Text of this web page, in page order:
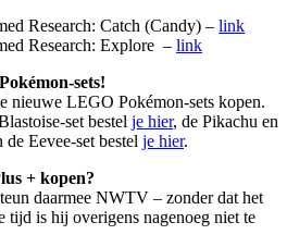
Research: Catch (Candy) – link
Research: Explore – link
sets!
nieuwe LEGO Pokémon-sets kopen.
set bestel je hier, de Pikachu en
de Eevee-set bestel je hier.
+ kopen?
daarmee NWTV – zonder dat het
tijd is hij overigens nagenoeg niet te